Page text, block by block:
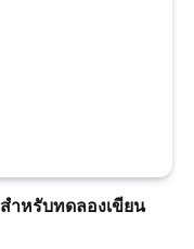
ำหรับทดลองเขียน